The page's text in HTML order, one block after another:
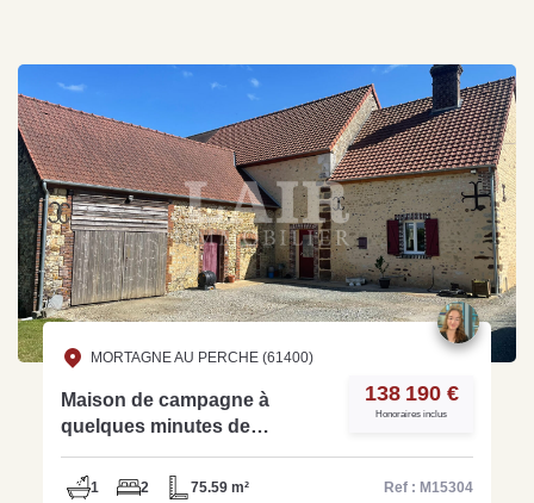
MORTAGNE AU PERCHE (61400)
Maison de campagne à
quelques minutes de
commerces - Ref M15304
138 190 €
Honoraires inclus
1 2 75.59 m² Ref : M15304